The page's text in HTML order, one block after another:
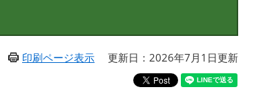
印刷ページ表示 更新日：2026年7月1日更新